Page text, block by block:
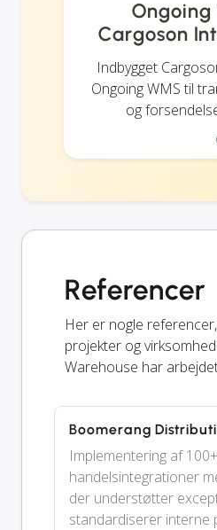
Ongoing
Cargoson
Indbygget
Ongoing WMS til
og
Referencer
Her er nogle
projekter og
Warehouse har
Boomerang
Implementering af
handelsintegrationer
der understøtter
standardiserer interne